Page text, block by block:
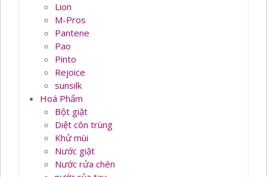
Lion
M-Pros
Pantene
Pao
Pinto
Rejoice
sunsilk
Hoá Phẩm
Bột giặt
Diệt côn trùng
Khử mùi
Nước giặt
Nước rửa chén